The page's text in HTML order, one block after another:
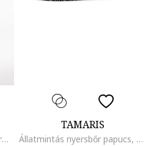
Gombos lenvászon ruha, Zafírkék
TAMARIS
Állatmintás nyersbőr papucs, Fekete/Barna